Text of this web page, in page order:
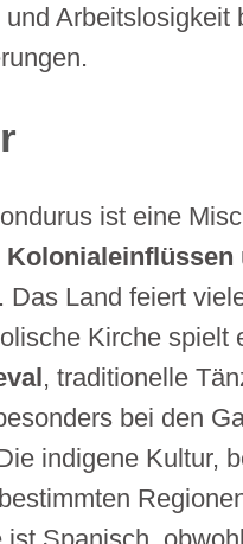
Arbeitslosigkeit
ist eine
Kolonialeinflüssen
. Das Land feiert
Kirche spielt
, traditionelle
bei den
indigene Kultur,